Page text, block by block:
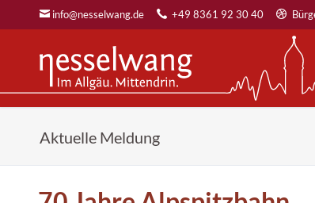
info@nesselwang.de +49 8361 92 30 40
Sommer
Wandern
Winter
Gastgeber & Buchen
Suchen & Buchen
SUCHEN
Aktuelle Meldung